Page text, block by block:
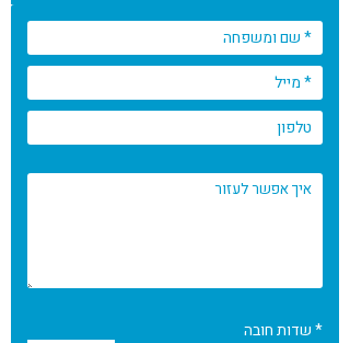
* שדות חובה